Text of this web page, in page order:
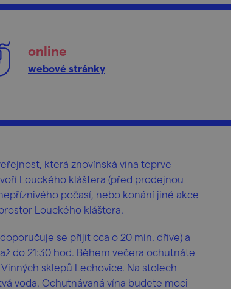
online
webové stránky
která znovínská vína teprve
Louckého kláštera (před prodejnou
počasí, nebo konání jiné akce
Louckého kláštera.
se přijít cca o 20 min. dříve) a
do 21:30 hod. Během večera ochutnáte
sklepů Lechovice. Na stolech
voda. Ochutnávaná vína budete moci